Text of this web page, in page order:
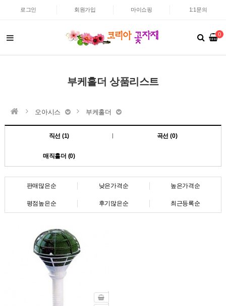
로그인 회원가입 마이쇼핑 1:1문의
0
부케홀더 상품리스트
오아시스 부케홀더
직선 (1) 곡선 (0)
매직홀더 (0)
판매많은순 낮은가격순 높은가격순
평점높은순 후기많은순 최근등록순